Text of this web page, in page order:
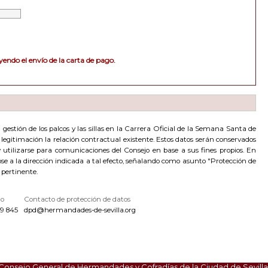
el envío de la carta de pago.
de los palcos y las sillas en la Carrera Oficial de la Semana Santa de
la relación contractual existente. Estos datos serán conservados
para comunicaciones del Consejo en base a sus fines propios. En
a la dirección indicada a tal efecto, señalando como asunto "Protección de
pertinente.
845
Contacto de protección de datos
dpd@hermandades-de-sevilla.org